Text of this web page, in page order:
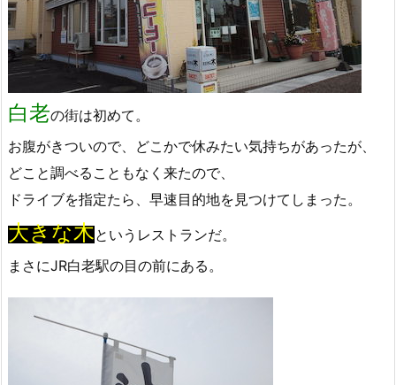
白老の街は初めて。
お腹がきついので、どこかで休みたい気持ちがあったが、
どこと調べることもなく来たので、
ドライブを指定たら、早速目的地を見つけてしまった。
大きな木というレストランだ。
まさにJR白老駅の目の前にある。